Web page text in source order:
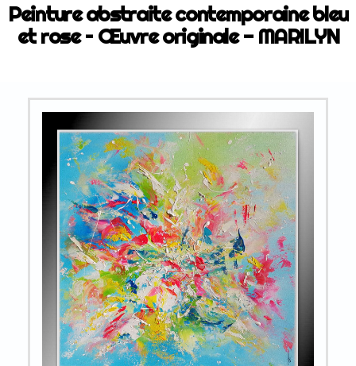
Peinture abstraite contemporaine bleu
et rose – Œuvre originale - MARILYN